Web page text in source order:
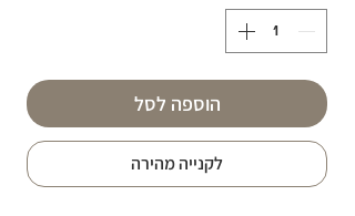
הוספה לסל
לקנייה מהירה